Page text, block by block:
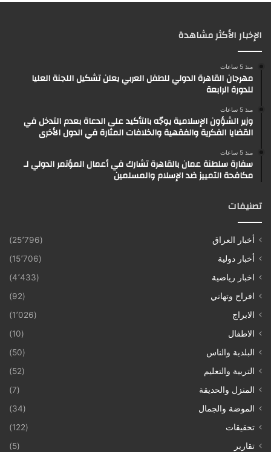
الإخبار الأكثر مشاهدة
منذ 5 ساعات
مهرجان القاهرة الدولي للطفل العربي يعلن تشكيل اللجنة العليا
للدورة الرابعة
منذ 5 ساعات
وزير الشؤون الإسلامية يوجّه بالتأكيد على الدعاة بعدم التدخل في
القضايا الفكرية والفقهية والخلافات المثارة في الدول الأخرى
منذ 5 ساعات
سفارة سلطنة عمان بالقاهرة تشارك في أعمال المؤتمر الدولي لـ
مكافحة التمييز ضد الإسلام والمسلمين
تصنيفات
أخبار العراق
(25٬796)
أخبار دولية
(15٬706)
اخبار رياضية
(4٬433)
افراح وتهاني
(92)
الابراج
(1٬026)
الاطفال
(10)
البلدية والناس
(50)
التربية والتعليم
(52)
المنزل والحديقة
(7)
الموضة والجمال
(34)
تحقيقات
(122)
تقارير
(5)